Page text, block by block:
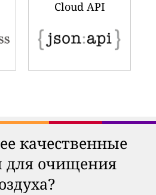
Cloud API
качественные
для очищения